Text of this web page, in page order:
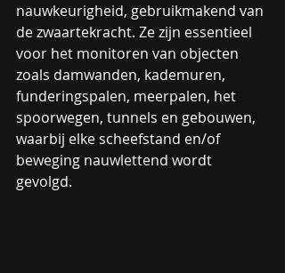
nauwkeurigheid, gebruikmakend van
de zwaartekracht. Ze zijn essentieel
voor het monitoren van objecten
zoals damwanden, kademuren,
funderingspalen, meerpalen, het
spoorwegen, tunnels en gebouwen,
waarbij elke scheefstand en/of
beweging nauwlettend wordt
gevolgd.